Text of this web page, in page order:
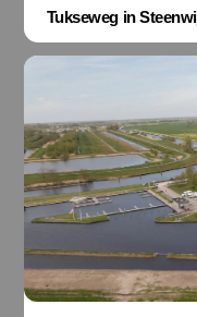
Tukseweg in